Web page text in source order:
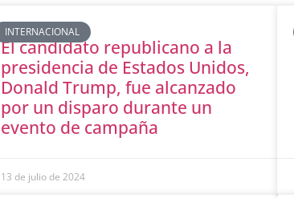
INTERNACIONAL
El candidato republicano a la
presidencia de Estados Unidos,
Donald Trump, fue alcanzado
por un disparo durante un
evento de campaña
13 de julio de 2024